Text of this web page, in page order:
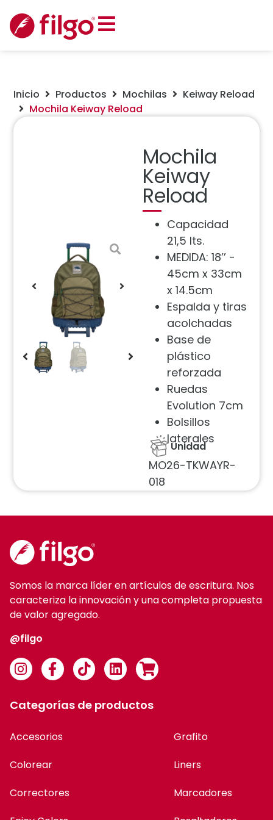
Inicio Productos Mochilas
Keiway Reload
Mochila Keiway Reload
Mochila
Keiway
Reload
Capacidad
21,5 lts.
MEDIDA: 18’’ -
45cm x 33cm
x 14.5cm
Espalda y tiras
acolchadas
Base de
plástico
reforzada
Ruedas
Evolution 7cm
Bolsillos
laterales
Unidad
MO26-TKWAYR-
018
Somos la marca líder en artículos de escritura. Nos
caracteriza la innovación y una completa propuesta
de valor agregado.
@filgo
Categorías de productos
Accesorios
Colorear
Correctores
Grafito
Liners
Marcadores